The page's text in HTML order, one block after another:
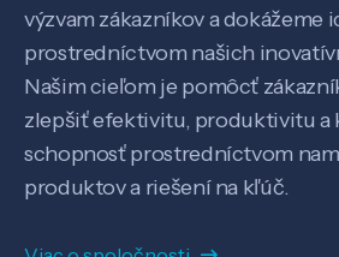
výzvam zákazníkov a dokážeme
prostredníctvom našich
Našim cieľom je pomôcť
zlepšiť efektivitu, produktivitu a
schopnosť prostredníctvom
produktov a riešení na kľúč.